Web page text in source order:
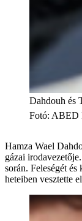
Dahdouh és
Fotó: ABED
Hamza Wael
gázai
során. Feleségét
heteiben vesztette